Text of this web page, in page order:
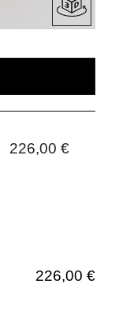
226,00 €
226,00 €